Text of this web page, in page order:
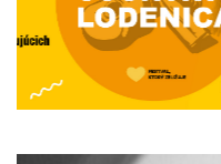
Previous